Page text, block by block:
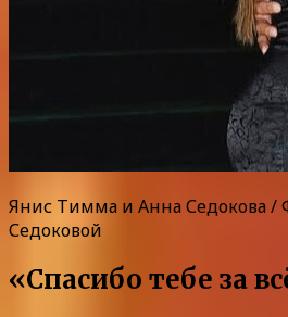
Янис Тимма и Анна Седокова /
Седоковой
«Спасибо тебе за